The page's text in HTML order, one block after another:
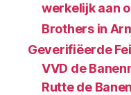
werkelijk aan
Brothers in
Geverifiëerde
VVD de
Rutte de